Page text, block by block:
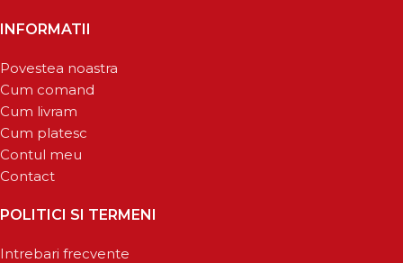
INFORMATII
Povestea noastra
Cum comand
Cum livram
Cum platesc
Contul meu
Contact
POLITICI SI TERMENI
Intrebari frecvente